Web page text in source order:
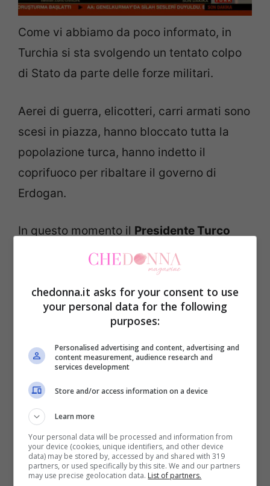
Come vi abbiamo da poco informato, in
Turchia si sta svolgendo un tentato colpo
di Stato da parte delle forze militari.
Aerei di guerra, elicotteri, carri armati sono
scesi in piazza, hanno bloccato tutta la
popolazione turca, hanno indetto il
coprifuoco per ribaltare il governo di
Erdogan.
In questo momento il Presidente Turco
non si trova da nessuna parte, i militare lo
stanno cercando, e le voci sul suo
nascondiglio sono molte. Alcuni lo
vorrebbero in fuga dalla Turchia, altri lo
FaceTimeintanto
comunicato, chiedendo al popolo turco di
scendere in piazza
molto singolare, il Presidente, che fino a
qualche giorno fa lottava contro i media,
chiede proprio ai mezzi di stampa di fare il
chedonna.it asks for your consent to use
your personal data for the following
purposes:
Personalised advertising and content, advertising and
content measurement, audience research and
services development
Store and/or access information on a device
Learn more
Your personal data will be processed and information from
your device (cookies, unique identifiers, and other device
data) may be stored by, accessed by and shared with 319
partners, or used specifically by this site. We and our partners
may use precise geolocation data. List of partners.